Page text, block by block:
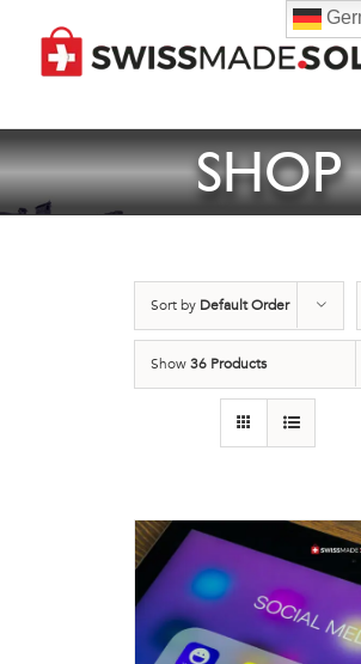
content
SHOP
Sort by Default Order
Show36 Products